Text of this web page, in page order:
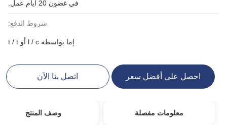
في غضون 20 أيام عمل.
شروط الدفع:
إما بواسطة l / c أو t / t
احصل على أفضل سعر اتصل بنا الآن
معلومات مفصلة وصف المنتج